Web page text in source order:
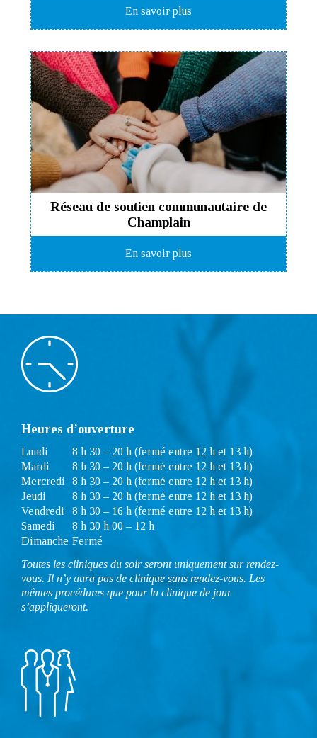
En savoir plus
Réseau de soutien communautaire de
Champlain
En savoir plus
Heures d’ouverture
Lundi
8 h 30 – 20 h (fermé entre 12 h et 13 h)
Mardi
8 h 30 – 20 h (fermé entre 12 h et 13 h)
Mercredi 8 h 30 – 20 h (fermé entre 12 h et 13 h)
Jeudi
8 h 30 – 20 h (fermé entre 12 h et 13 h)
Vendredi
8 h 30 – 16 h (fermé entre 12 h et 13 h)
Samedi
8 h 30 h 00 – 12 h
Dimanche Fermé
Toutes les cliniques du soir seront uniquement sur rendez-
vous. Il n’y aura pas de clinique sans rendez-vous. Les
mêmes procédures que pour la clinique de jour
s’appliqueront.